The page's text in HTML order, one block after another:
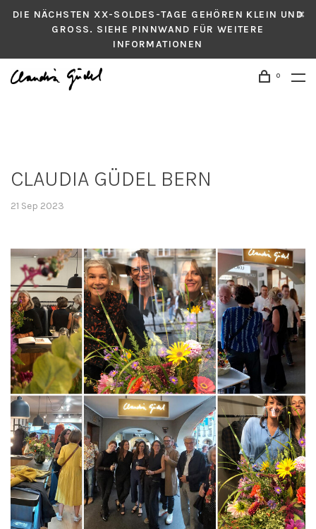
DIE NÄCHSTEN XX-SOLDES-TAGE GEHÖREN KLEIN UND
GROSS. SIEHE PINNWAND FÜR WEITERE
INFORMATIONEN
0
CLAUDIA GÜDEL BERN
21 Sep 2023